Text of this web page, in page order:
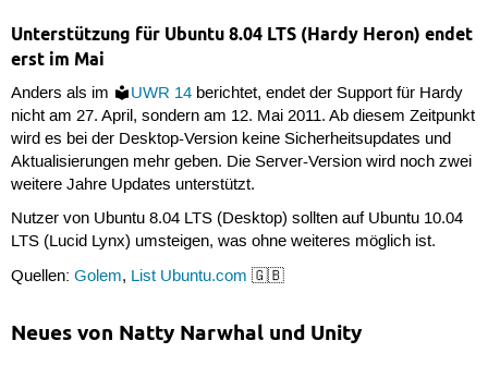
Unterstützung für Ubuntu 8.04 LTS (Hardy Heron) endet
erst im Mai
Anders als im UWR 14berichtet, endet der Support für Hardy
nicht am 27. April, sondern am 12. Mai 2011. Ab diesem Zeitpunkt
wird es bei der Desktop-Version keine Sicherheitsupdates und
Aktualisierungen mehr geben. Die Server-Version wird noch zwei
weitere Jahre Updates unterstützt.
Nutzer von Ubuntu 8.04 LTS (Desktop) sollten auf Ubuntu 10.04
LTS (Lucid Lynx) umsteigen, was ohne weiteres möglich ist.
Quellen: Golem, List Ubuntu.com 🇬🇧
Neues von Natty Narwhal und Unity